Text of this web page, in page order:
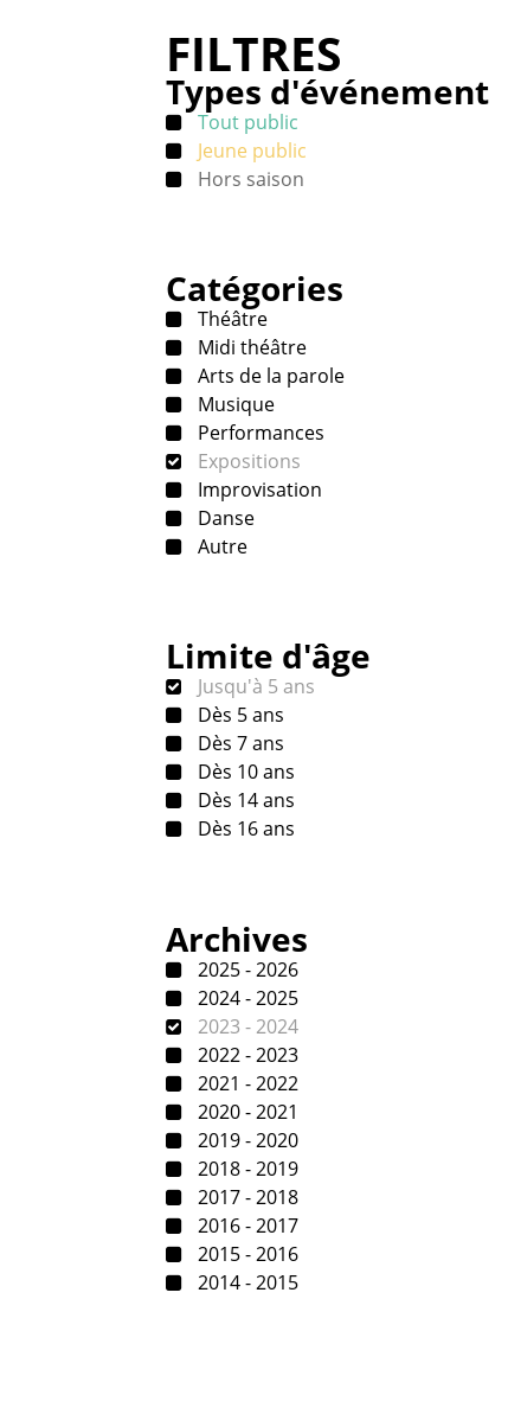
FILTRES
Types d'événement
Tout public
Jeune public
Hors saison
Catégories
Théâtre
Midi théâtre
Arts de la parole
Musique
Performances
Expositions
Improvisation
Danse
Autre
Limite d'âge
Jusqu'à 5 ans
Dès 5 ans
Dès 7 ans
Dès 10 ans
Dès 14 ans
Dès 16 ans
Archives
2025 - 2026
2024 - 2025
2023 - 2024
2022 - 2023
2021 - 2022
2020 - 2021
2019 - 2020
2018 - 2019
2017 - 2018
2016 - 2017
2015 - 2016
2014 - 2015